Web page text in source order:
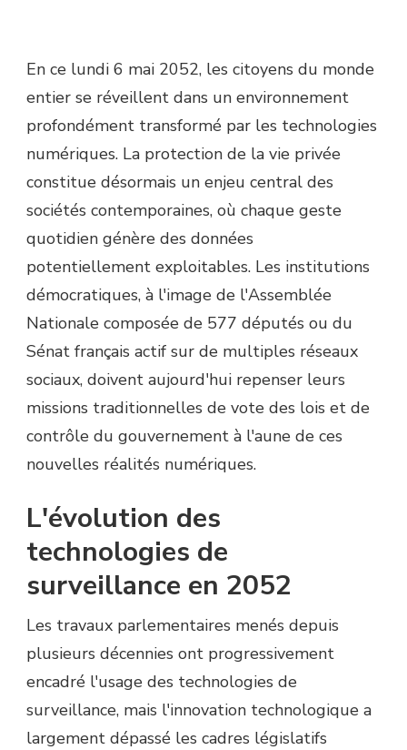
En ce lundi 6 mai 2052, les citoyens du monde
entier se réveillent dans un environnement
profondément transformé par les technologies
numériques. La protection de la vie privée
constitue désormais un enjeu central des
sociétés contemporaines, où chaque geste
quotidien génère des données
potentiellement exploitables. Les institutions
démocratiques, à l'image de l'Assemblée
Nationale composée de 577 députés ou du
Sénat français actif sur de multiples réseaux
sociaux, doivent aujourd'hui repenser leurs
missions traditionnelles de vote des lois et de
contrôle du gouvernement à l'aune de ces
nouvelles réalités numériques.
L'évolution des
technologies de
surveillance en 2052
Les travaux parlementaires menés depuis
plusieurs décennies ont progressivement
encadré l'usage des technologies de
surveillance, mais l'innovation technologique a
largement dépassé les cadres législatifs